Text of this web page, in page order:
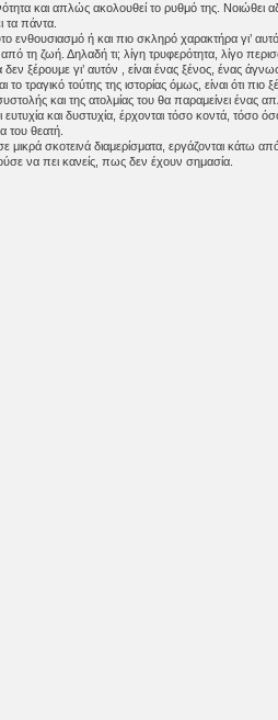
και απλώς ακολουθεί το ρυθμό της. Νοιώθει
τα πάντα.
ενθουσιασμό ή και πιο σκληρό χαρακτήρα γι’ αυτό
τη ζωή. Δηλαδή τι; λίγη τρυφερότητα, λίγο
ξέρουμε γι’ αυτόν , είναι ένας ξένος, ένας
τραγικό τούτης της ιστορίας όμως, είναι ότι πιο
και της ατολμίας του θα παραμείνει ένας
ευτυχία και δυστυχία, έρχονται τόσο κοντά, τόσο
του θεατή.
μικρά σκοτεινά διαμερίσματα, εργάζονται κάτω
να πει κανείς, πως δεν έχουν σημασία.